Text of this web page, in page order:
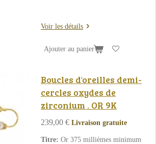
Voir les détails
Ajouter au panier
Boucles d'oreilles demi-
cercles oxydes de
zirconium . OR 9K
239,00 € Livraison gratuite
Titre: Or 375 millièmes minimum